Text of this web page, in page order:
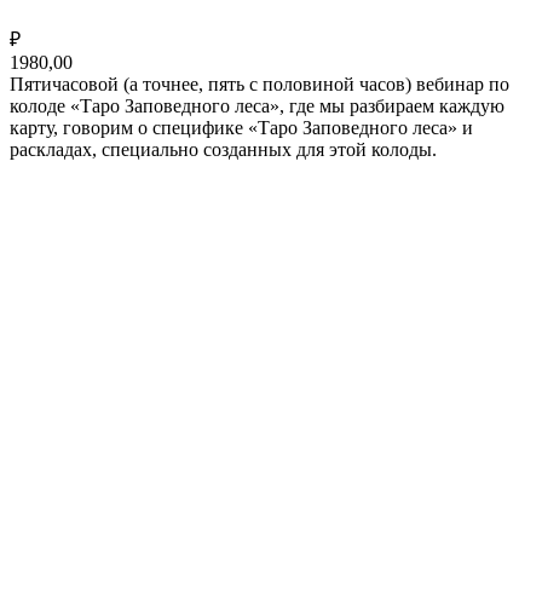
₽
1980,00
Пятичасовой (а точнее, пять с половиной часов) вебинар по
колоде «Таро Заповедного леса», где мы разбираем каждую
карту, говорим о специфике «Таро Заповедного леса» и
раскладах, специально созданных для этой колоды.